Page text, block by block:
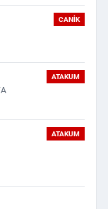
CANIK
ATAKUM
ATAKUM